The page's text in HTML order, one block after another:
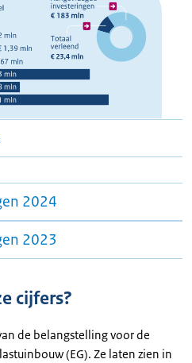
2024
2023
cijfers?
de belangstelling voor de
(EG). Ze laten zien in